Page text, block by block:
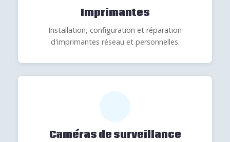
Imprimantes
Installation, configuration et réparation
d'imprimantes réseau et personnelles.
Caméras de surveillance